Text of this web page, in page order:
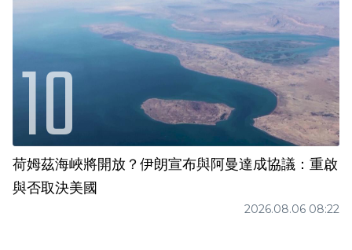
荷姆茲海峽將開放？伊朗宣布與阿曼達成協議：重啟
與否取決美國
2026.08.06 08:22